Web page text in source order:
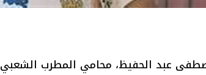
عبد الحفيظ، محامي المطرب الشعبي